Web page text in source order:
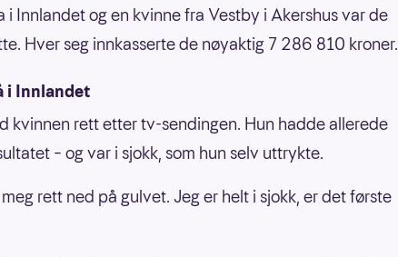
i Innlandet og en kvinne fra Vestby i Akershus var de
Hver seg innkasserte de nøyaktig 7 286 810 kroner.
i Innlandet
kvinnen rett etter tv-sendingen. Hun hadde allerede
– og var i sjokk, som hun selv uttrykte.
rett ned på gulvet. Jeg er helt i sjokk, er det første